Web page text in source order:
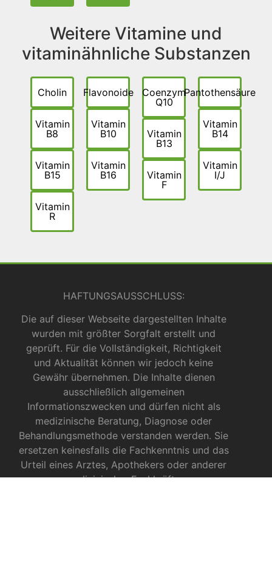
Weitere Vitamine und
vitaminähnliche Substanzen
Cholin
Vitamin
B8
Vitamin
B15
Vitamin
R
Flavonoide
Vitamin
B10
Vitamin
B16
Coenzym
Q10
Vitamin
B13
Vitamin
F
Pantothensäure
Vitamin
B14
Vitamin
I/J
HAFTUNGSAUSSCHLUSS:
Die auf dieser Webseite dargestellten Inhalte
wurden mit größter Sorgfalt erstellt und
geprüft. Für die Vollständigkeit, Richtigkeit
und Aktualität können wir jedoch keine
Gewähr übernehmen. Die Inhalte dienen
ausschließlich allgemeinen
Informationszwecken und dürfen nicht als
medizinische Beratung, Diagnose oder
Behandlungsmethode verstanden werden. Sie
ersetzen keinesfalls die Fachkenntnis und das
Urteil eines Arztes, Apothekers oder anderer
medizinischer Fachkräfte.